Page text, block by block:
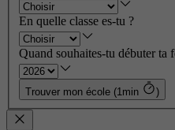
En quelle classe es-tu ?
Quand souhaites-tu débuter ta
Trouver mon école (1min )